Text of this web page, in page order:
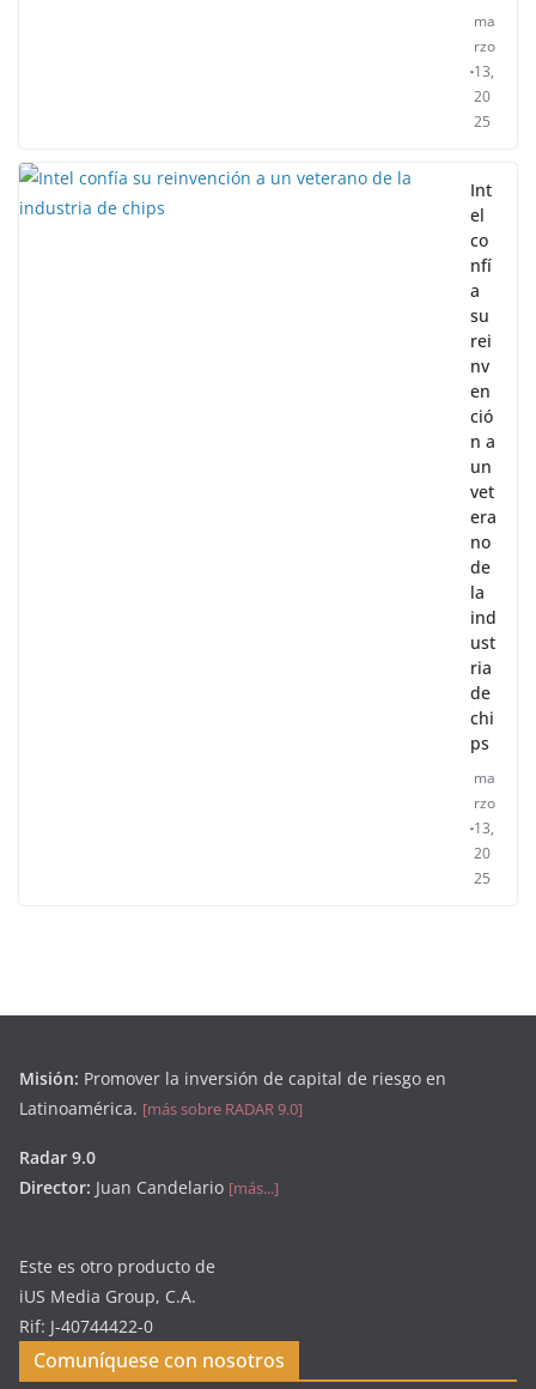
ma
rzo
13,
20
25
Int
el
co
nfí
a
su
rei
nv
en
ció
n a
un
vet
era
no
de
la
ind
ust
ria
de
chi
ps
ma
rzo
13,
20
25
Misión: Promover la inversión de capital de riesgo en
Latinoamérica. [más sobre RADAR 9.0]
Radar 9.0
Director: Juan Candelario [más...]
Este es otro producto de
iUS Media Group, C.A.
Rif: J-40744422-0
Comuníquese con nosotros